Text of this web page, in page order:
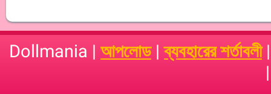
Dollmania | আপলোড|ব্যবহারের শর্তাবলী